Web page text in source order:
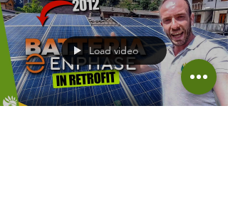
agli ioni di litio, che attualmente dominano
mercato, queste batterie sfruttano il sodio –
una risorsa molto più comune e facile da
reperire. Il principio di funzionamento è
piuttosto innovativo: il sodio contenuto
batteria viene riscaldato fino a 270°C,
Load video